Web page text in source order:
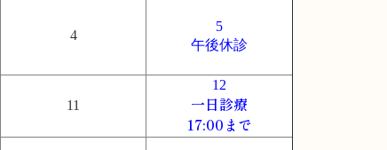
4
5
午後休診
11
12
一日診療
17:00まで